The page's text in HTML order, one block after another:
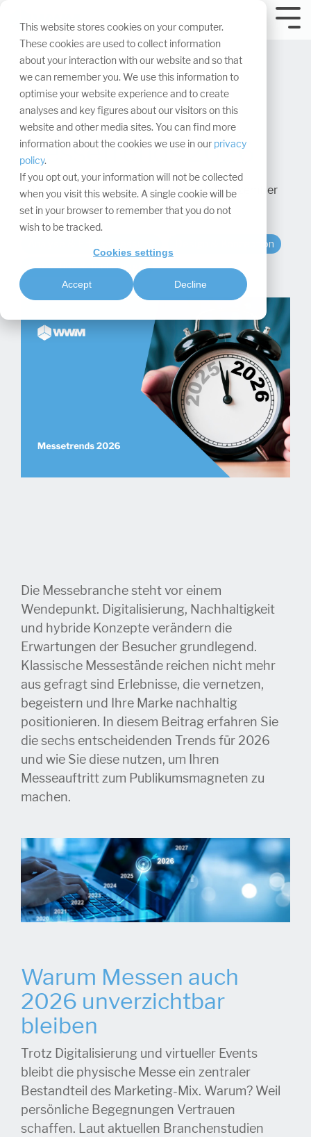
This website stores cookies on your computer.
These cookies are used to collect information
about your interaction with our website and so that
we can remember you. We use this information to
optimise your website experience and to create
analyses and key figures about our visitors on this
website and other media sites. You can find more
information about the cookies we use in our privacy
policy.
If you opt out, your information will not be collected
when you visit this website. A single cookie will be
set in your browser to remember that you do not
wish to be tracked.
Cookies settings
Accept Decline
überspringen.
Messetrends 2026
Zarana Patel:Dezember
19, 2025
Design & Konzeption
Innovation & Technologie
Die Messebranche steht vor einem
Wendepunkt. Digitalisierung, Nachhaltigkeit
und hybride Konzepte verändern die
Erwartungen der Besucher grundlegend.
Klassische Messestände reichen nicht mehr
aus gefragt sind Erlebnisse, die vernetzen,
begeistern und Ihre Marke nachhaltig
positionieren. In diesem Beitrag erfahren Sie
die sechs entscheidenden Trends für 2026
und wie Sie diese nutzen, um Ihren
Messeauftritt zum Publikumsmagneten zu
machen.
Warum Messen auch
2026 unverzichtbar
bleiben
Trotz Digitalisierung und virtueller Events
bleibt die physische Messe ein zentraler
Bestandteil des Marketing-Mix. Warum? Weil
persönliche Begegnungen Vertrauen
schaffen. Laut aktuellen Branchenstudien